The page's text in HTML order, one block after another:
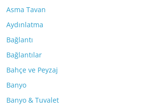
Asma Tavan
Aydınlatma
Bağlantı
Bağlantılar
Bahçe ve Peyzaj
Banyo
Banyo & Tuvalet